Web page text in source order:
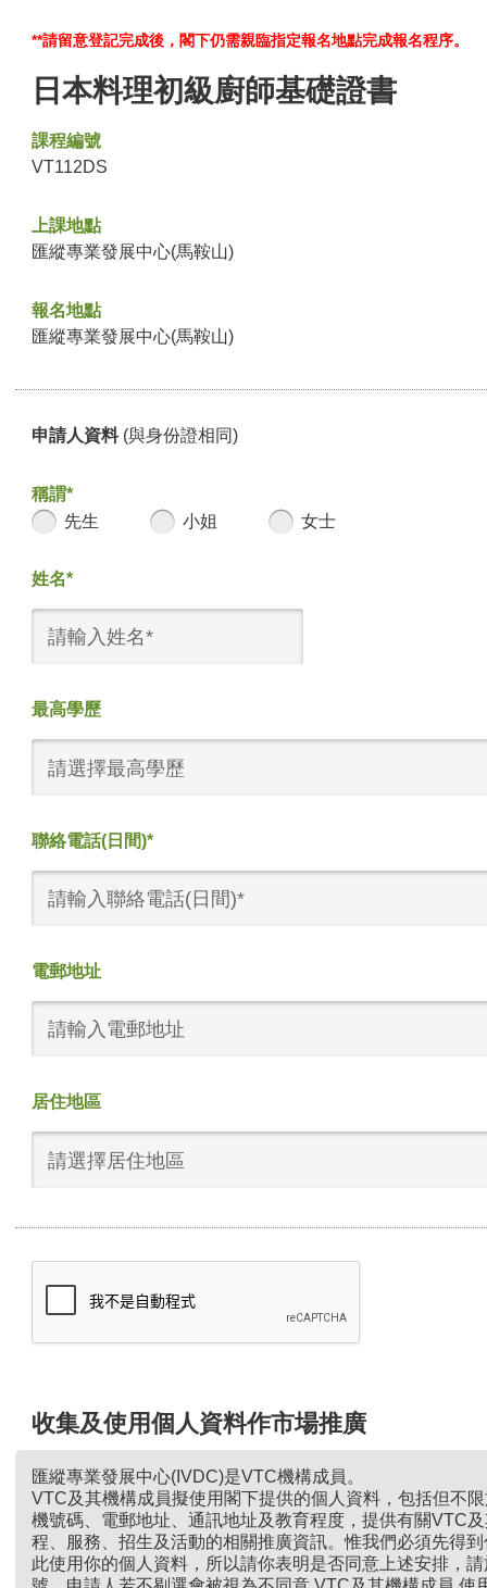
**請留意登記完成後，閣下仍需親臨指定報名地點完成報名程序。
日本料理初級廚師基礎證書
課程編號
VT112DS
上課地點
匯縱專業發展中心(馬鞍山)
報名地點
匯縱專業發展中心(馬鞍山)
申請人資料 (與身份證相同)
稱謂*
先生
小姐 女士
姓名*
最高學歷
請選擇最高學歷
聯絡電話(日間)*
電郵地址
居住地區
請選擇居住地區
收集及使用個人資料作市場推廣
匯縱專業發展中心(IVDC)是VTC機構成員。
VTC及其機構成員擬使用閣下提供的個人資料，包括但不
機號碼、電郵地址、通訊地址及教育程度，提供有關VTC
程、服務、招生及活動的相關推廣資訊。惟我們必須先得
此使用你的個人資料，所以請你表明是否同意上述安排，